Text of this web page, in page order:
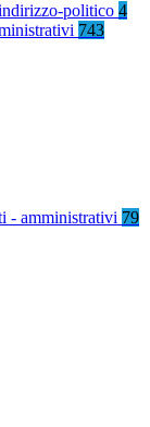
politico 4
743
- amministrativi 79